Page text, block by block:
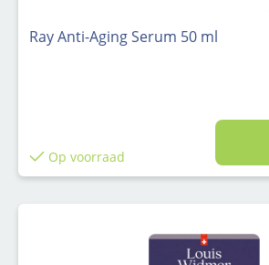
Ray Anti-Aging Serum 50 ml
Op voorraad